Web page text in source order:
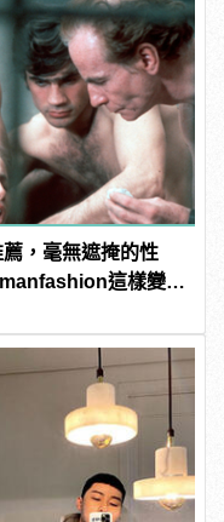
，毫無遮掩的性
這樣變型